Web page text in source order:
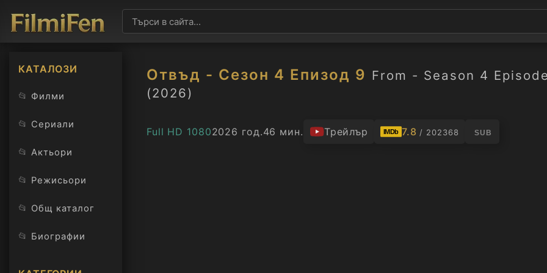
КАТАЛОЗИ
📂 Филми
📂 Сериали
📂 Актьори
📂 Режисьори
📂 Общ каталог
📂 Биографии
Отвъд - Сезон 4 Епизод 9 From - Season 4
(2026)
Full HD 10802026 год.46 мин. Трейлър IMDb 7.8 / 202368 SUB